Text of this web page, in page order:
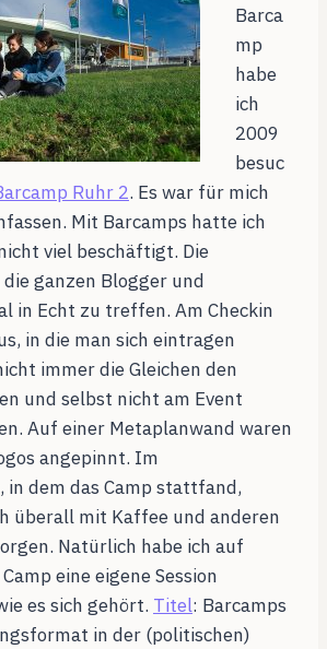
Barca
mp
habe
ich
2009
besuc
Ruhr 2. Es war für mich
Mit Barcamps hatte ich
viel beschäftigt. Die
ganzen Blogger und
in Echt zu treffen. Am Checkin
in die man sich eintragen
immer die Gleichen den
und selbst nicht am Event
Auf einer Metaplanwand waren
angepinnt. Im
, in dem das Camp stattfand,
überall mit Kaffee und anderen
Natürlich habe ich auf
eine eigene Session
es sich gehört. Titel: Barcamps
in der (politischen)